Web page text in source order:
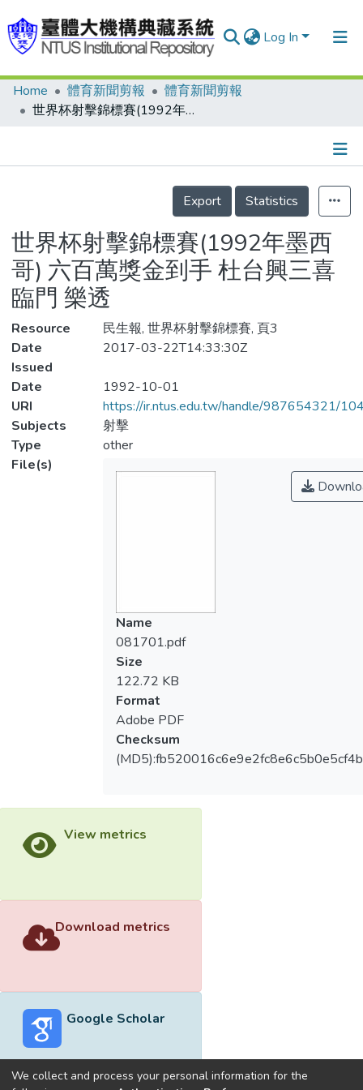
Log In
Communities & Collections
Statistics
Home 體育新聞剪報
體育新聞剪報
世界杯射擊錦標賽(1992年墨西哥) 六百萬獎金到手 杜台興三喜臨門 樂透
Details
Export
Statistics
世界杯射擊錦標賽(1992年墨西
哥) 六百萬獎金到手 杜台興三喜
臨門 樂透
Resource
民生報, 世界杯射擊錦標賽, 頁3
Date
Issued
2017-03-22T14:33:30Z
Date
1992-10-01
URI
https://ir.ntus.edu.tw/handle/987654321/
Subjects
射擊
Type
other
File(s)
Name
081701.pdf
Size
122.72 KB
Format
Adobe PDF
Checksum
View metrics
Download metrics
Google Scholar
We collect and process your personal information for the